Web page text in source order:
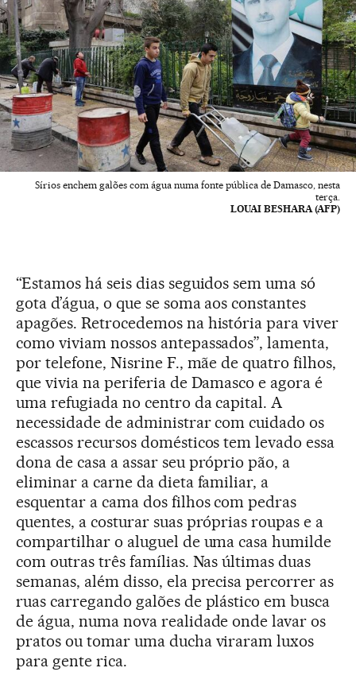
Sírios enchem galões com água numa fonte pública de Damasco, nesta
terça.
LOUAI BESHARA (AFP)
“Estamos há seis dias seguidos sem uma só
gota d’água, o que se soma aos constantes
apagões. Retrocedemos na história para viver
como viviam nossos antepassados”, lamenta,
por telefone, Nisrine F., mãe de quatro filhos,
que vivia na periferia de Damasco e agora é
uma refugiada no centro da capital. A
necessidade de administrar com cuidado os
escassos recursos domésticos tem levado essa
dona de casa a assar seu próprio pão, a
eliminar a carne da dieta familiar, a
esquentar a cama dos filhos com pedras
quentes, a costurar suas próprias roupas e a
compartilhar o aluguel de uma casa humilde
com outras três famílias. Nas últimas duas
semanas, além disso, ela precisa percorrer as
ruas carregando galões de plástico em busca
de água, numa nova realidade onde lavar os
pratos ou tomar uma ducha viraram luxos
para gente rica.